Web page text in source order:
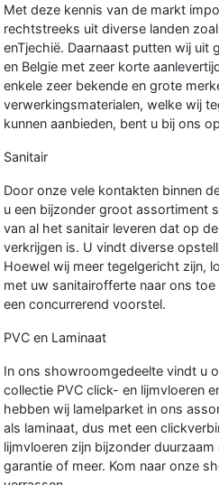
Met deze kennis van de markt
rechtstreeks uit diverse landen
enTjechië. Daarnaast putten wij uit
en Belgie met zeer korte
enkele zeer bekende en grote
verwerkingsmaterialen, welke wij
kunnen aanbieden, bent u bij ons
Sanitair
Door onze vele kontakten binnen
u een bijzonder groot assortiment
van al het sanitair leveren dat op
verkrijgen is. U vindt diverse
Hoewel wij meer tegelgericht zijn,
met uw sanitairofferte naar ons
een concurrerend voorstel.
PVC en Laminaat
In ons showroomgedeelte vindt u
collectie PVC click- en lijmvloeren
hebben wij lamelparket in ons
als laminaat, dus met een
lijmvloeren zijn bijzonder
garantie of meer. Kom naar onze